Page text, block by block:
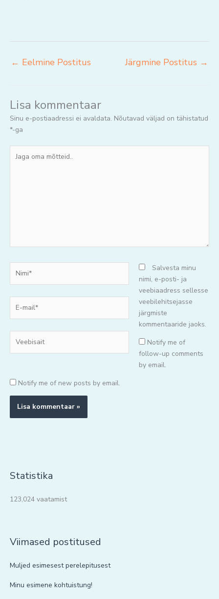
← Eelmine Postitus Järgmine Postitus →
Lisa kommentaar
Sinu e-postiaadressi ei avaldata. Nõutavad väljad on tähistatud
*-ga
oma
mail*
Salvesta minu
nimi, e-posti- ja
veebiaadress sellesse
veebilehitsejasse
järgmiste
kommentaaride jaoks.
Notify me of
follow-up comments
by email.
Notify me of new posts by email.
Statistika
123,024 vaatamist
Viimased postitused
Muljed esimesest perelepitusest
Minu esimene kohtuistung!